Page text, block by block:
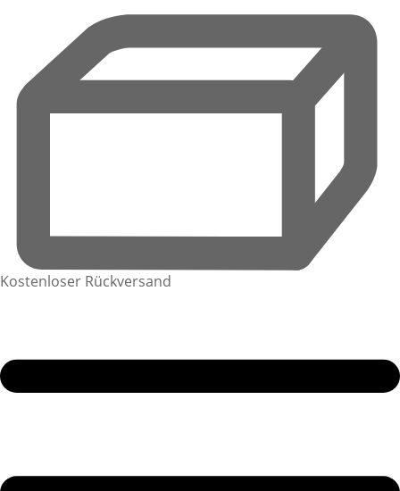
Kostenloser Rückversand